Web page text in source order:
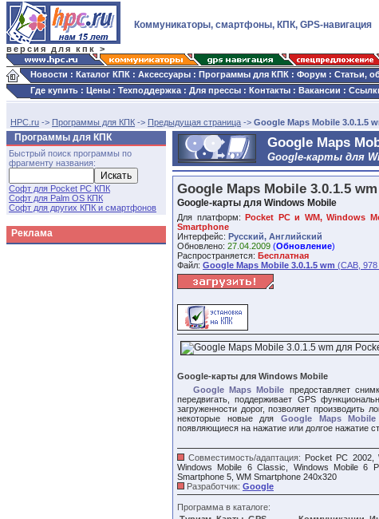
версия для кпк >
Коммуникаторы, смартфоны, КПК, GPS-навигация
Новости : Каталог КПК : Аксессуары : Программы для КПК : Форум : Статьи,
Где купить : Цены : Техподдержка : Для прессы : Контакты : Вакансии :
HPC.ru -> Программы для КПК -> Предыдущая страница -> Google Maps Mobile 3.0.1.5
Программы для КПК
Быстрый поиск программы по
фрагменту названия:
Софт для Pocket PC КПК
Софт для Palm OS КПК
Софт для других КПК и смартфонов
Реклама
Google Maps
Google-карты для
Google Maps Mobile 3.0.1.5 wm
Google-карты для Windows Mobile
Для платформ: Pocket PC и WM, Windows
Smartphone
Интерфейс: Русский, Английский
Обновлено: 27.04.2009 (Обновление)
Распространяется: Бесплатная
Файл: Google Maps Mobile 3.0.1.5 wm (CAB, 978
Google-карты для Windows Mobile
Google Maps Mobile предоставляет
передвигать, поддерживает GPS
загруженности дорог, позволяет производить
некоторые новые дляGoogle Maps Mobile
появляющиеся на нажатие или долгое нажатие
Совместимость/адаптация: Pocket PC 2002,
Windows Mobile 6 Classic, Windows Mobile 6
Smartphone 5, WM Smartphone 240x320
Разработчик: Google
Программа в каталоге: